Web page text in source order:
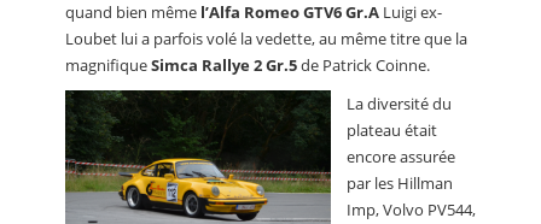
quand bien même l’Alfa Romeo GTV6 Gr.A Luigi ex-
Loubet lui a parfois volé la vedette, au même titre que la
magnifiqueSimca Rallye 2 Gr.5de Patrick Coinne.
La diversité du
plateau était
encore assurée
par les Hillman
Imp, Volvo PV544,